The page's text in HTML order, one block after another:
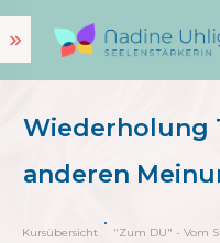
Wiederholung
anderen
Kursübersicht
"Zum DU" - Vom